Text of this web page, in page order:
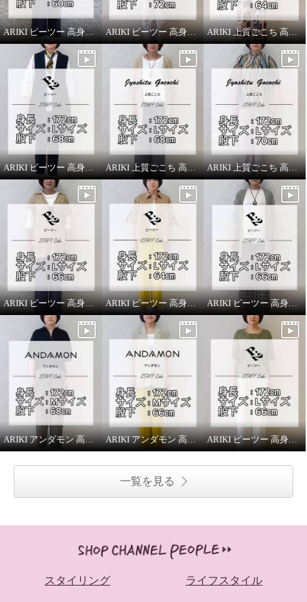
ARIKI ピーツー 高身長スタッフがはいてみました！ ARIKI ピーツー 高身長スタッフがはいてみました！ ARIKI 上質ごこち 高身長スタッフがはいてみました！
ARIKI ピーツー 高身長スタッフがはいてみました！ ARIKI 上質ごこち 高身長スタッフがはいてみました！ ARIKI 上質ごこち 高身長スタッフがはいてみました！
ARIKI ピーツー 高身長スタッフがはいてみました！ ARIKI ピーツー 高身長スタッフがはいてみました！ ARIKI ピーツー 高身長スタッフがはいてみました！
ARIKI アンダモン 高身長スタッフがはいてみました！ ARIKI アンダモン 高身長スタッフがはいてみました！ ARIKI ピーツー 高身長スタッフがはいてみました！
一覧を見る
スタイリング ライフスタイル